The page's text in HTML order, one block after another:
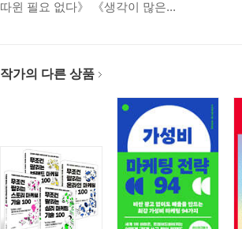
따윈 필요 없다》 《생각이 많은...
작가의 다른 상품